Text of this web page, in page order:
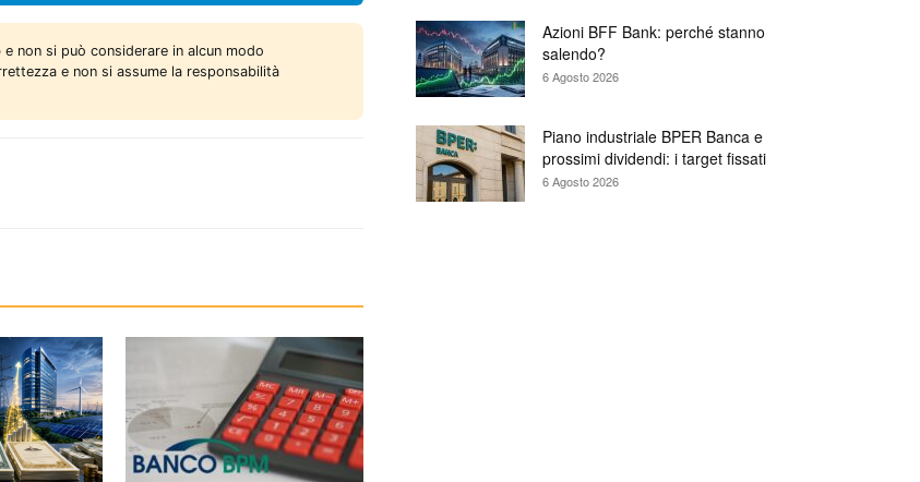
e non si può considerare in alcun modo
e non si assume la responsabilità
Azioni BFF Bank: perché stanno
salendo?
6 Agosto 2026
Piano industriale BPER Banca e
prossimi dividendi: i target fissati
6 Agosto 2026